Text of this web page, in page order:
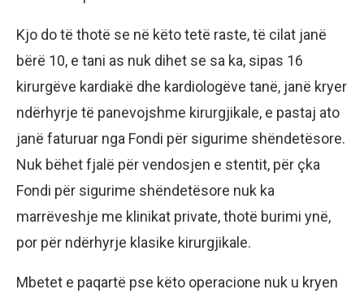
Kjo do të thotë se në këto tetë raste, të cilat janë
bërë 10, e tani as nuk dihet se sa ka, sipas 16
kirurgëve kardiakë dhe kardiologëve tanë, janë kryer
ndërhyrje të panevojshme kirurgjikale, e pastaj ato
janë faturuar nga Fondi për sigurime shëndetësore.
Nuk bëhet fjalë për vendosjen e stentit, për çka
Fondi për sigurime shëndetësore nuk ka
marrëveshje me klinikat private, thotë burimi ynë,
por për ndërhyrje klasike kirurgjikale.
Mbetet e paqartë pse këto operacione nuk u kryen